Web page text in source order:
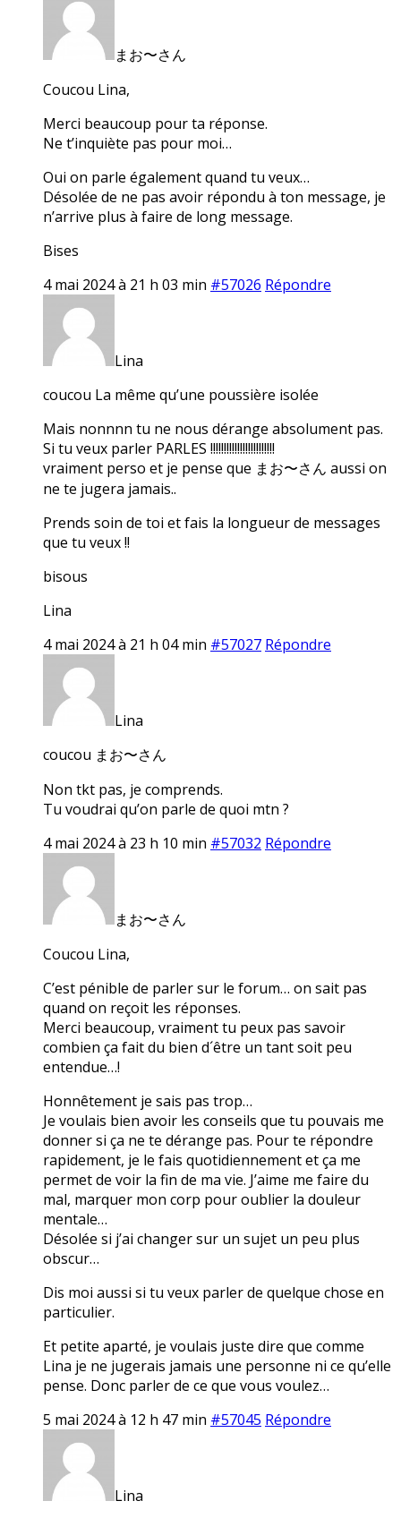
まお〜さん
Coucou Lina,
Merci beaucoup pour ta réponse.
Ne t’inquiète pas pour moi…
Oui on parle également quand tu veux…
Désolée de ne pas avoir répondu à ton message, je
n’arrive plus à faire de long message.
Bises
4 mai 2024 à 21 h 03 min #57026 Répondre
Lina
coucou La même qu’une poussière isolée
Mais nonnnn tu ne nous dérange absolument pas.
Si tu veux parler PARLES !!!!!!!!!!!!!!!!!!!!!!!!
vraiment perso et je pense que まお〜さん aussi on
ne te jugera jamais..
Prends soin de toi et fais la longueur de messages
que tu veux !!
bisous
Lina
4 mai 2024 à 21 h 04 min #57027 Répondre
Lina
coucou まお〜さん
Non tkt pas, je comprends.
Tu voudrai qu’on parle de quoi mtn ?
4 mai 2024 à 23 h 10 min #57032 Répondre
まお〜さん
Coucou Lina,
C’est pénible de parler sur le forum… on sait pas
quand on reçoit les réponses.
Merci beaucoup, vraiment tu peux pas savoir
combien ça fait du bien d´être un tant soit peu
entendue…!
Honnêtement je sais pas trop…
Je voulais bien avoir les conseils que tu pouvais me
donner si ça ne te dérange pas. Pour te répondre
rapidement, je le fais quotidiennement et ça me
permet de voir la fin de ma vie. J’aime me faire du
mal, marquer mon corp pour oublier la douleur
mentale…
Désolée si j’ai changer sur un sujet un peu plus
obscur…
Dis moi aussi si tu veux parler de quelque chose en
particulier.
Et petite aparté, je voulais juste dire que comme
Lina je ne jugerais jamais une personne ni ce qu’elle
pense. Donc parler de ce que vous voulez…
5 mai 2024 à 12 h 47 min #57045 Répondre
Lina